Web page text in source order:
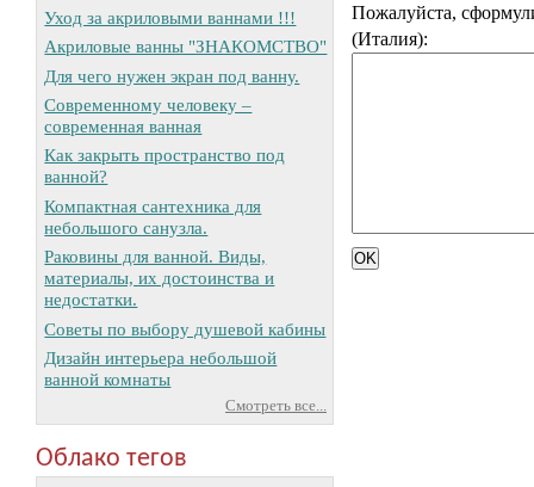
Уход за акриловыми ваннами !!!
Акриловые ванны "ЗНАКОМСТВО"
Для чего нужен экран под ванну.
Современному человеку –
современная ванная
Как закрыть пространство под
ванной?
Компактная сантехника для
небольшого санузла.
Раковины для ванной. Виды,
материалы, их достоинства и
недостатки.
Советы по выбору душевой кабины
Дизайн интерьера небольшой
ванной комнаты
Смотреть все...
Облако тегов
Пожалуйста,
(Италия):